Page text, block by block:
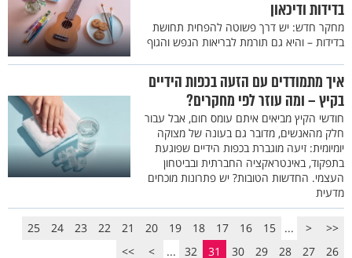
בדידות ודיכאון
מחקר חדש: יש דרך פשוטה להפחית תחושת
בדידות – והיא גם תורמת לבריאות הנפש והגוף
איך מתמודדים עם הזעה בכפות הידיים
בקיץ – ומה עוזר לפי מחקרים?
חודשי הקיץ מביאים איתם עומס חום, אבל עבור
חלק מהאנשים, מדובר גם בעונה של מצוקה
יומיומית: זיעה מוגברת בכפות הידיים שפוגעת
בתפקוד, באינטראקציה החברתית ובביטחון
העצמי. החדשות הטובות? יש פתרונות מוכחים
מדעית
<<
<
...
15
16
17
18
19
20
21
22
23
24
25
26
27
28
29
30
31
32
...
>
>>